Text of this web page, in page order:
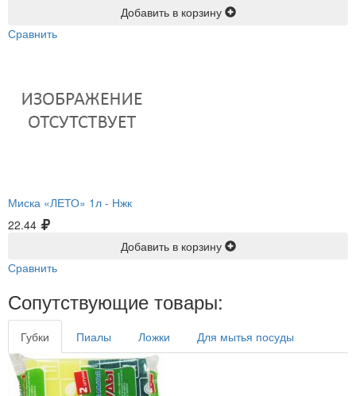
Добавить в корзину
Сравнить
Миска «ЛЕТО» 1л - Нжк
22.44
Добавить в корзину
Сравнить
Сопутствующие товары:
Губки Пиалы Ложки Для мытья посуды